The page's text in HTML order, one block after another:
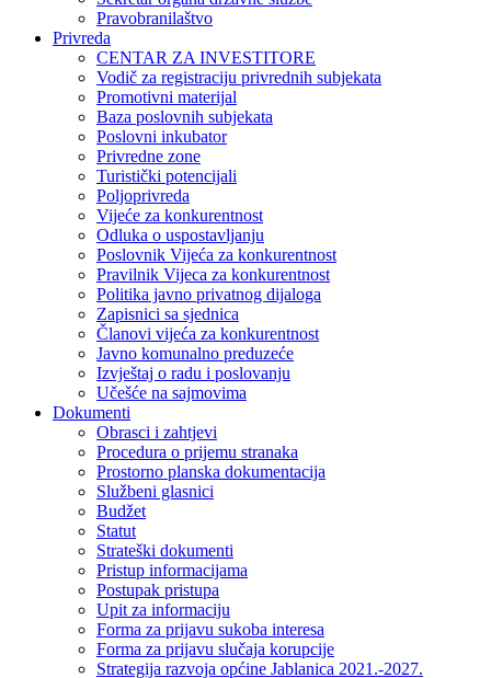
Pravobranilaštvo
Privreda
CENTAR ZA INVESTITORE
Vodič za registraciju privrednih subjekata
Promotivni materijal
Baza poslovnih subjekata
Poslovni inkubator
Privredne zone
Turistički potencijali
Poljoprivreda
Vijeće za konkurentnost
Odluka o uspostavljanju
Poslovnik Vijeća za konkurentnost
Pravilnik Vijeca za konkurentnost
Politika javno privatnog dijaloga
Zapisnici sa sjednica
Članovi vijeća za konkurentnost
Javno komunalno preduzeće
Izvještaj o radu i poslovanju
Učešće na sajmovima
Dokumenti
Obrasci i zahtjevi
Procedura o prijemu stranaka
Prostorno planska dokumentacija
Službeni glasnici
Budžet
Statut
Strateški dokumenti
Pristup informacijama
Postupak pristupa
Upit za informaciju
Forma za prijavu sukoba interesa
Forma za prijavu slučaja korupcije
Strategija razvoja općine Jablanica 2021.-2027.